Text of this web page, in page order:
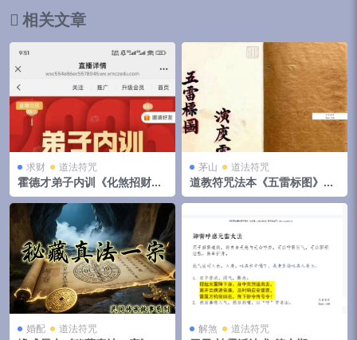
相关文章
求财 道法符咒
霍德才弟子内训《化煞招财米
法》1集
茅山 道法符咒
道教符咒法本《五雷标图》五
雷标影形图式全部 五雷移标掇
影篆书 演庆雷坛68页
婚配 道法符咒 解煞 道法符咒